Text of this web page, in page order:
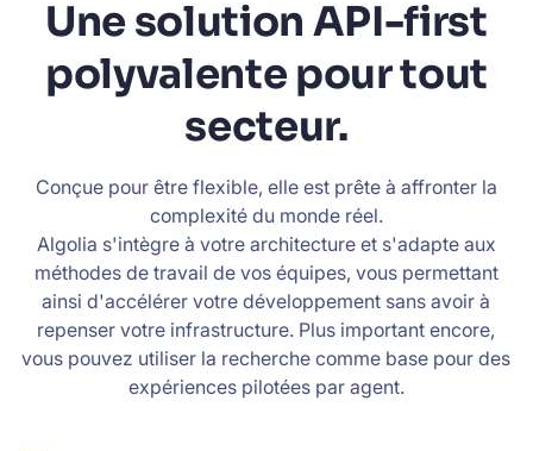
Une solution API-first
polyvalente pour tout
secteur.
Conçue pour être flexible, elle est prête à affronter la
complexité du monde réel.
Algolia s'intègre à votre architecture et s'adapte aux
méthodes de travail de vos équipes, vous permettant
ainsi d'accélérer votre développement sans avoir à
repenser votre infrastructure. Plus important encore,
vous pouvez utiliser la recherche comme base pour des
expériences pilotées par agent.